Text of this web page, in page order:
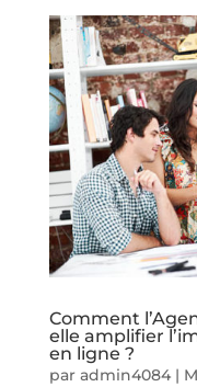
Comment
elle amplifier
en ligne ?
par admin4084|